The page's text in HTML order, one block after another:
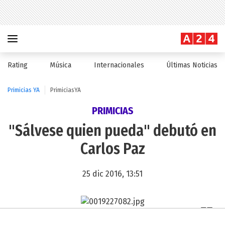
Rating Música Internacionales Últimas Noticias
Primicias YA PrimiciasYA
PRIMICIAS
"Sálvese quien pueda" debutó en
Carlos Paz
25 dic 2016, 13:51